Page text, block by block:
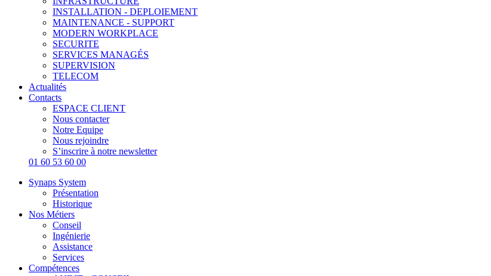
INSTALLATION - DEPLOIEMENT
MAINTENANCE - SUPPORT
MODERN WORKPLACE
SECURITE
SERVICES MANAGÉS
SUPERVISION
TELECOM
Actualités
Contacts
ESPACE CLIENT
Nous contacter
Notre Equipe
Nous rejoindre
S’inscrire à notre newsletter
01 60 53 60 00
Synaps System
Présentation
Historique
Nos Métiers
Conseil
Ingénierie
Assistance
Services
Compétences